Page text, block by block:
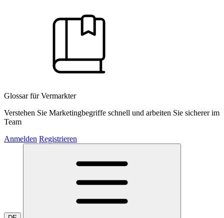
Glossar für Vermarkter
Verstehen Sie Marketingbegriffe schnell und arbeiten Sie sicherer im
Team
Anmelden Registrieren